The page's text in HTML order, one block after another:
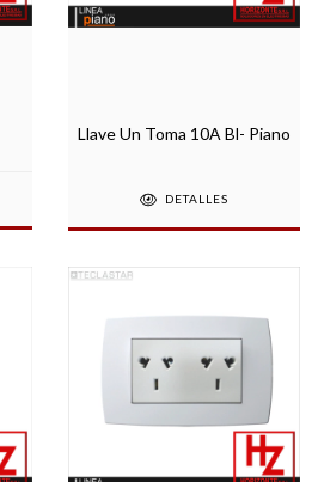
Llave Un Toma 10A Bl- Piano
DETALLES